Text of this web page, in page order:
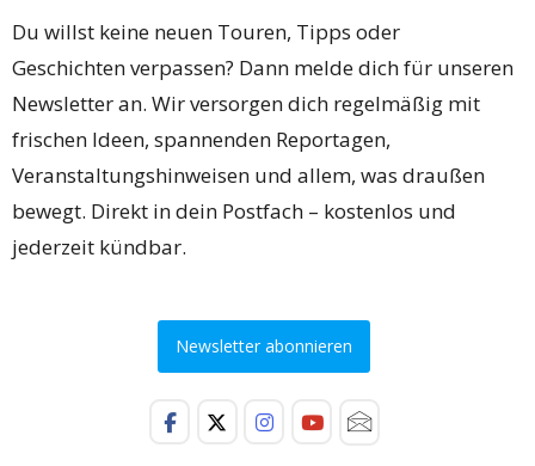
Du willst keine neuen Touren, Tipps oder
Geschichten verpassen? Dann melde dich für unseren
Newsletter an. Wir versorgen dich regelmäßig mit
frischen Ideen, spannenden Reportagen,
Veranstaltungshinweisen und allem, was draußen
bewegt. Direkt in dein Postfach – kostenlos und
jederzeit kündbar.
Newsletter abonnieren